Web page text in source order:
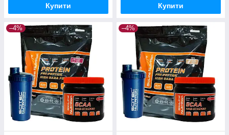
Купити Купити
–4% –4%